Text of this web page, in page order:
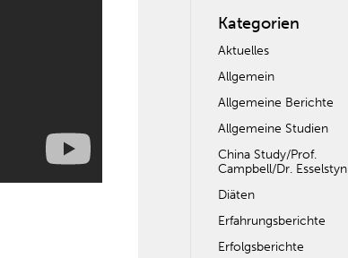
Kategorien
Aktuelles
Allgemein
Allgemeine Berichte
Allgemeine Studien
China Study/Prof.
Campbell/Dr. Esselstyn
Diäten
Erfahrungsberichte
Erfolgsberichte